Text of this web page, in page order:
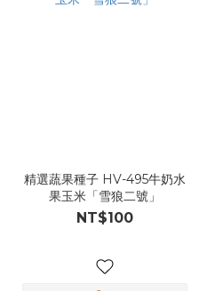
精選蔬果種子 HV-495牛奶水
果玉米「雪狼二號」
NT$100